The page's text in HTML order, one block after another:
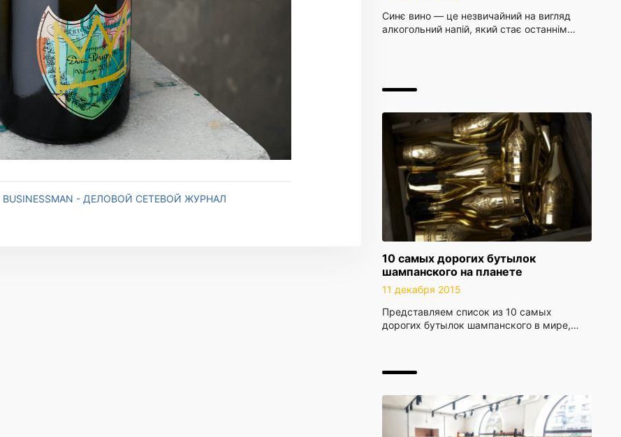
Синє вино — це незвичайний на вигляд
алкогольний напій, який стає останнім…
10 самых дорогих бутылок
шампанского на планете
11 декабря 2015
Представляем список из 10 самых
дорогих бутылок шампанского в мире,…
BUSINESSMAN - ДЕЛОВОЙ СЕТЕВОЙ ЖУРНАЛ